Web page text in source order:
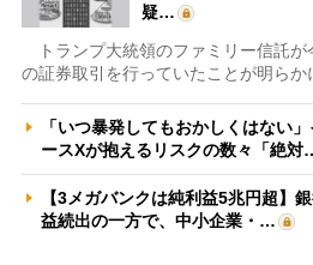
疑…
トランプ大統領のファミリー信託が
の証券取引を行っていたことが明らか
「いつ暴発してもおかしくはない
ースXが抱えるリスクの数々「絶対
【3メガバンクは純利益5兆円超】
益続出の一方で、中小企業・…